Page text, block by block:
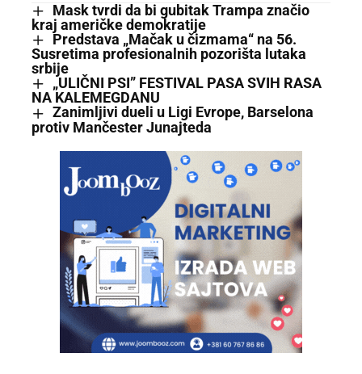
Mask tvrdi da bi gubitak Trampa značio
kraj američke demokratije
Predstava „Mačak u čizmama“ na 56.
Susretima profesionalnih pozorišta lutaka
srbije
„ULIČNI PSI” FESTIVAL PASA SVIH RASA
NA KALEMEGDANU
Zanimljivi dueli u Ligi Evrope, Barselona
protiv Mančester Junajteda